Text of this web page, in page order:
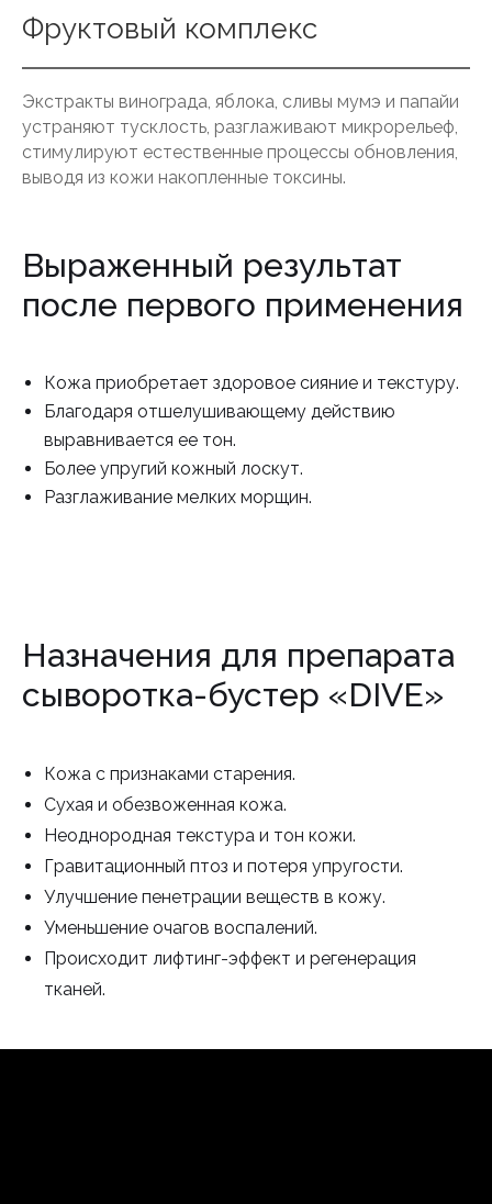
Фруктовый комплекс
Экстракты винограда, яблока, сливы мумэ и папайи
устраняют тусклость, разглаживают микрорельеф,
стимулируют естественные процессы обновления,
выводя из кожи накопленные токсины.
Выраженный результат
после первого применения
Кожа приобретает здоровое сияние и текстуру.
Благодаря отшелушивающему действию
выравнивается ее тон.
Более упругий кожный лоскут.
Разглаживание мелких морщин.
Назначения для препарата
сыворотка-бустер «DIVE»
Кожа с признаками старения.
Сухая и обезвоженная кожа.
Неоднородная текстура и тон кожи.
Гравитационный птоз и потеря упругости.
Улучшение пенетрации веществ в кожу.
Уменьшение очагов воспалений.
Происходит лифтинг-эффект и регенерация
тканей.